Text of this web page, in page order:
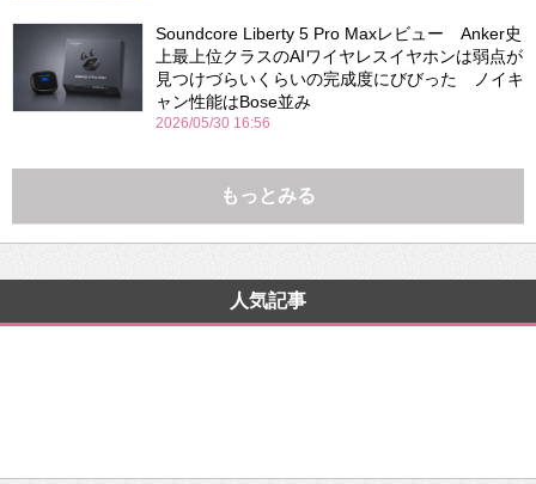
Soundcore Liberty 5 Pro Maxレビュー Anker史
上最上位クラスのAIワイヤレスイヤホンは弱点が
見つけづらいくらいの完成度にびびった ノイキ
ャン性能はBose並み
2026/05/30 16:56
もっとみる
人気記事